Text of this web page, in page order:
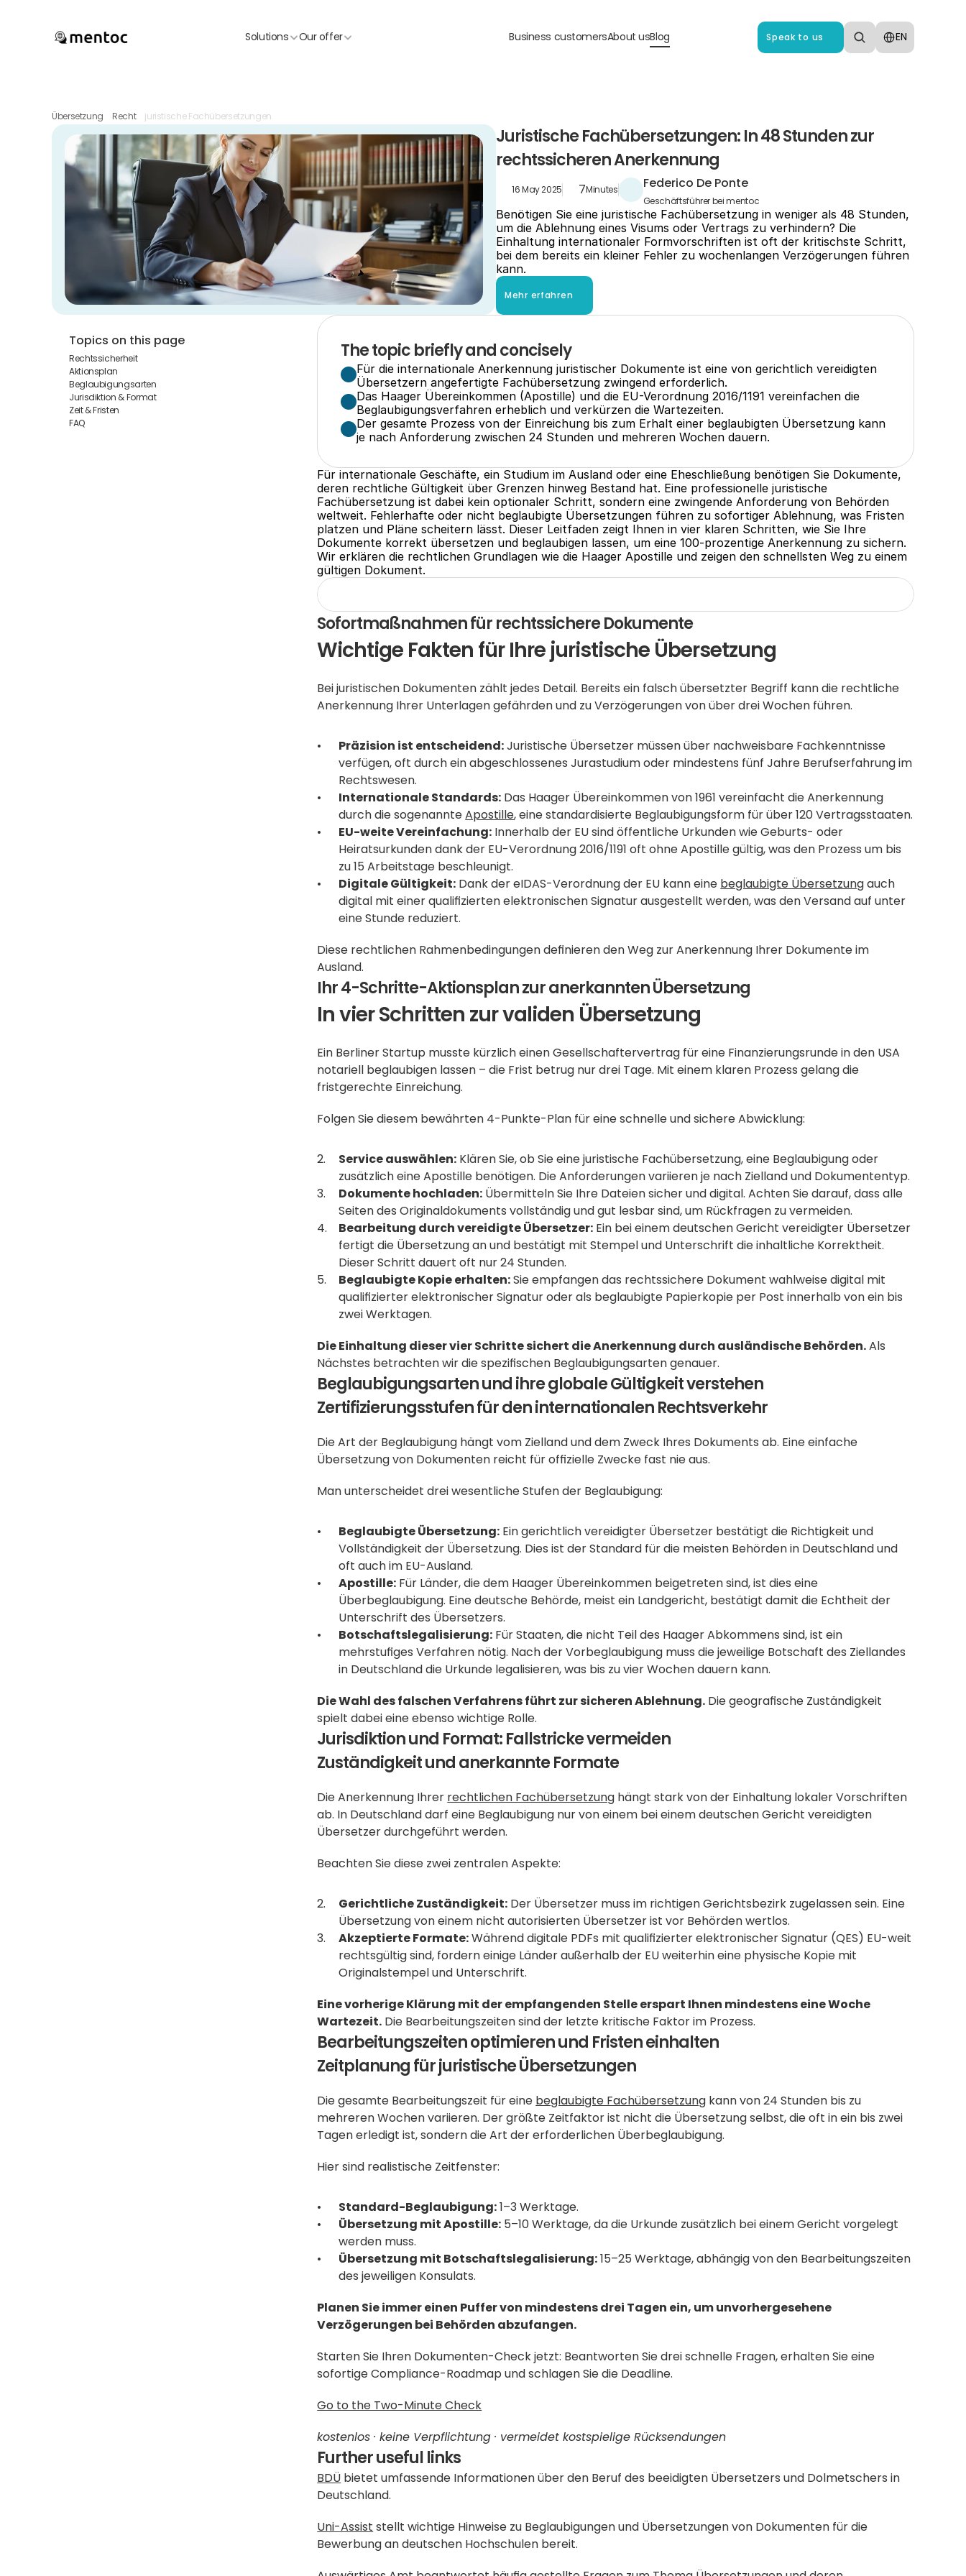
Solutions Our offer Business customersAbout usBlog Speak to us
Select Language
EN
Übersetzung Recht juristische Fachübersetzungen
Juristische Fachübersetzungen: In 48 Stunden zur
rechtssicheren Anerkennung
16 May 2025 7Minutes Federico De Ponte
Geschäftsführer bei mentoc
Benötigen Sie eine juristische Fachübersetzung in weniger als 48 Stunden,
um die Ablehnung eines Visums oder Vertrags zu verhindern? Die
Einhaltung internationaler Formvorschriften ist oft der kritischste Schritt,
bei dem bereits ein kleiner Fehler zu wochenlangen Verzögerungen führen
kann.
Mehr erfahren
Topics on this page
Rechtssicherheit
Aktionsplan
Beglaubigungsarten
Jurisdiktion & Format
Zeit & Fristen
FAQ
The topic briefly and concisely
Für die internationale Anerkennung juristischer Dokumente ist eine von gerichtlich vereidigten
Übersetzern angefertigte Fachübersetzung zwingend erforderlich.
Das Haager Übereinkommen (Apostille) und die EU-Verordnung 2016/1191 vereinfachen die
Beglaubigungsverfahren erheblich und verkürzen die Wartezeiten.
Der gesamte Prozess von der Einreichung bis zum Erhalt einer beglaubigten Übersetzung kann
je nach Anforderung zwischen 24 Stunden und mehreren Wochen dauern.
Für internationale Geschäfte, ein Studium im Ausland oder eine Eheschließung benötigen Sie Dokumente,
deren rechtliche Gültigkeit über Grenzen hinweg Bestand hat. Eine professionelle juristische
Fachübersetzung ist dabei kein optionaler Schritt, sondern eine zwingende Anforderung von Behörden
weltweit. Fehlerhafte oder nicht beglaubigte Übersetzungen führen zu sofortiger Ablehnung, was Fristen
platzen und Pläne scheitern lässt. Dieser Leitfaden zeigt Ihnen in vier klaren Schritten, wie Sie Ihre
Dokumente korrekt übersetzen und beglaubigen lassen, um eine 100-prozentige Anerkennung zu sichern.
Wir erklären die rechtlichen Grundlagen wie die Haager Apostille und zeigen den schnellsten Weg zu einem
gültigen Dokument.
Sofortmaßnahmen für rechtssichere Dokumente
Wichtige Fakten für Ihre juristische Übersetzung
Bei juristischen Dokumenten zählt jedes Detail. Bereits ein falsch übersetzter Begriff kann die rechtliche
Anerkennung Ihrer Unterlagen gefährden und zu Verzögerungen von über drei Wochen führen.
Präzision ist entscheidend: Juristische Übersetzer müssen über nachweisbare Fachkenntnisse
verfügen, oft durch ein abgeschlossenes Jurastudium oder mindestens fünf Jahre Berufserfahrung im
Rechtswesen.
Internationale Standards: Das Haager Übereinkommen von 1961 vereinfacht die Anerkennung
durch die sogenannte Apostille
EU-weite Vereinfachung: Innerhalb der EU sind öffentliche Urkunden wie Geburts- oder
Heiratsurkunden dank der EU-Verordnung 2016/1191 oft ohne Apostille gültig, was den Prozess um bis
zu 15 Arbeitstage beschleunigt.
Digitale Gültigkeit: Dank der eIDAS-Verordnung der EU kann eine beglaubigte Übersetzung auch
digital mit einer qualifizierten elektronischen Signatur ausgestellt werden, was den Versand auf unter
eine Stunde reduziert.
Diese rechtlichen Rahmenbedingungen definieren den Weg zur Anerkennung Ihrer Dokumente im
Ausland.
Ihr 4-Schritte-Aktionsplan zur anerkannten Übersetzung
In vier Schritten zur validen Übersetzung
Ein Berliner Startup musste kürzlich einen Gesellschaftervertrag für eine Finanzierungsrunde in den USA
notariell beglaubigen lassen – die Frist betrug nur drei Tage. Mit einem klaren Prozess gelang die
fristgerechte Einreichung.
Folgen Sie diesem bewährten 4-Punkte-Plan für eine schnelle und sichere Abwicklung:
Service auswählen: Klären Sie, ob Sie eine juristische Fachübersetzung, eine Beglaubigung oder
zusätzlich eine Apostille benötigen. Die Anforderungen variieren je nach Zielland und Dokumententyp.
Dokumente hochladen: Übermitteln Sie Ihre Dateien sicher und digital. Achten Sie darauf, dass alle
Seiten des Originaldokuments vollständig und gut lesbar sind, um Rückfragen zu vermeiden.
Bearbeitung durch vereidigte Übersetzer: Ein bei einem deutschen Gericht vereidigter Übersetzer
fertigt die Übersetzung an und bestätigt mit Stempel und Unterschrift die inhaltliche Korrektheit.
Dieser Schritt dauert oft nur 24 Stunden.
Beglaubigte Kopie erhalten: Sie empfangen das rechtssichere Dokument wahlweise digital mit
qualifizierter elektronischer Signatur oder als beglaubigte Papierkopie per Post innerhalb von ein bis
zwei Werktagen.
Die Einhaltung dieser vier Schritte sichert die Anerkennung durch ausländische Behörden. Als
Nächstes betrachten wir die spezifischen Beglaubigungsarten genauer.
Beglaubigungsarten und ihre globale Gültigkeit verstehen
Zertifizierungsstufen für den internationalen Rechtsverkehr
Die Art der Beglaubigung hängt vom Zielland und dem Zweck Ihres Dokuments ab. Eine einfache
Übersetzung von Dokumenten reicht für offizielle Zwecke fast nie aus.
Man unterscheidet drei wesentliche Stufen der Beglaubigung:
Beglaubigte Übersetzung: Ein gerichtlich vereidigter Übersetzer bestätigt die Richtigkeit und
Vollständigkeit der Übersetzung. Dies ist der Standard für die meisten Behörden in Deutschland und
oft auch im EU-Ausland.
Apostille: Für Länder, die dem Haager Übereinkommen beigetreten sind, ist dies eine
Überbeglaubigung. Eine deutsche Behörde, meist ein Landgericht, bestätigt damit die Echtheit der
Unterschrift des Übersetzers.
Botschaftslegalisierung: Für Staaten, die nicht Teil des Haager Abkommens sind, ist ein
mehrstufiges Verfahren nötig. Nach der Vorbeglaubigung muss die jeweilige Botschaft des Ziellandes
in Deutschland die Urkunde legalisieren, was bis zu vier Wochen dauern kann.
Die Wahl des falschen Verfahrens führt zur sicheren Ablehnung. Die geografische Zuständigkeit
spielt dabei eine ebenso wichtige Rolle.
Jurisdiktion und Format: Fallstricke vermeiden
Zuständigkeit und anerkannte Formate
Die Anerkennung Ihrer rechtlichen Fachübersetzung hängt stark von der Einhaltung lokaler Vorschriften
ab. In Deutschland darf eine Beglaubigung nur von einem bei einem deutschen Gericht vereidigten
Übersetzer durchgeführt werden.
Beachten Sie diese zwei zentralen Aspekte:
Gerichtliche Zuständigkeit: Der Übersetzer muss im richtigen Gerichtsbezirk zugelassen sein. Eine
Übersetzung von einem nicht autorisierten Übersetzer ist vor Behörden wertlos.
Akzeptierte Formate: Während digitale PDFs mit qualifizierter elektronischer Signatur (QES) EU-weit
rechtsgültig sind, fordern einige Länder außerhalb der EU weiterhin eine physische Kopie mit
Originalstempel und Unterschrift.
Eine vorherige Klärung mit der empfangenden Stelle erspart Ihnen mindestens eine Woche
Wartezeit. Die Bearbeitungszeiten sind der letzte kritische Faktor im Prozess.
Bearbeitungszeiten optimieren und Fristen einhalten
Zeitplanung für juristische Übersetzungen
Die gesamte Bearbeitungszeit für eine beglaubigte Fachübersetzung kann von 24 Stunden bis zu
mehreren Wochen variieren. Der größte Zeitfaktor ist nicht die Übersetzung selbst, die oft in ein bis zwei
Tagen erledigt ist, sondern die Art der erforderlichen Überbeglaubigung.
Hier sind realistische Zeitfenster:
Standard-Beglaubigung: 1–3 Werktage.
Übersetzung mit Apostille: 5–10 Werktage, da die Urkunde zusätzlich bei einem Gericht vorgelegt
werden muss.
Übersetzung mit Botschaftslegalisierung: 15–25 Werktage, abhängig von den Bearbeitungszeiten
des jeweiligen Konsulats.
Planen Sie immer einen Puffer von mindestens drei Tagen ein, um unvorhergesehene
Verzögerungen bei Behörden abzufangen.
Starten Sie Ihren Dokumenten-Check jetzt: Beantworten Sie drei schnelle Fragen, erhalten Sie eine
sofortige Compliance-Roadmap und schlagen Sie die Deadline.
Go to the Two-Minute Check
kostenlos · keine Verpflichtung · vermeidet kostspielige Rücksendungen
Further useful links
BDÜ bietet umfassende Informationen über den Beruf des beeidigten Übersetzers und Dolmetschers in
Deutschland.
Uni-Assist stellt wichtige Hinweise zu Beglaubigungen und Übersetzungen von Dokumenten für die
Bewerbung an deutschen Hochschulen bereit.